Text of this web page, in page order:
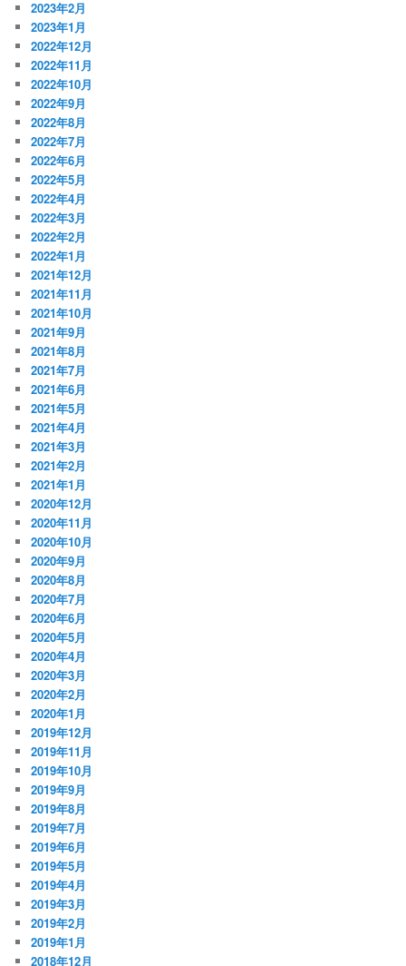
2023年2月
2023年1月
2022年12月
2022年11月
2022年10月
2022年9月
2022年8月
2022年7月
2022年6月
2022年5月
2022年4月
2022年3月
2022年2月
2022年1月
2021年12月
2021年11月
2021年10月
2021年9月
2021年8月
2021年7月
2021年6月
2021年5月
2021年4月
2021年3月
2021年2月
2021年1月
2020年12月
2020年11月
2020年10月
2020年9月
2020年8月
2020年7月
2020年6月
2020年5月
2020年4月
2020年3月
2020年2月
2020年1月
2019年12月
2019年11月
2019年10月
2019年9月
2019年8月
2019年7月
2019年6月
2019年5月
2019年4月
2019年3月
2019年2月
2019年1月
2018年12月